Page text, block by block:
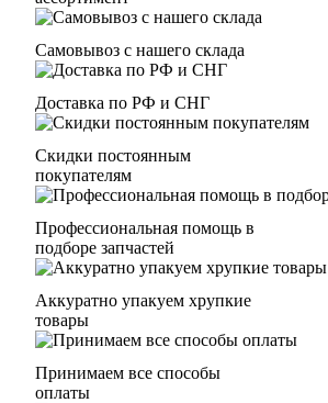
Самовывоз с нашего склада
Доставка по РФ и СНГ
Скидки постоянным
покупателям
Профессиональная помощь в
подборе запчастей
Аккуратно упакуем хрупкие
товары
Принимаем все способы
оплаты